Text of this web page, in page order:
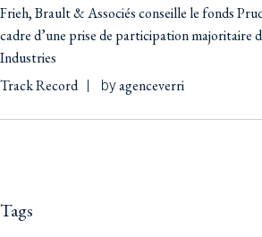
Frieh, Brault & Associés conseille le fonds
cadre d’une prise de participation majoritaire
Industries
Track Record
byagenceverri
Tags